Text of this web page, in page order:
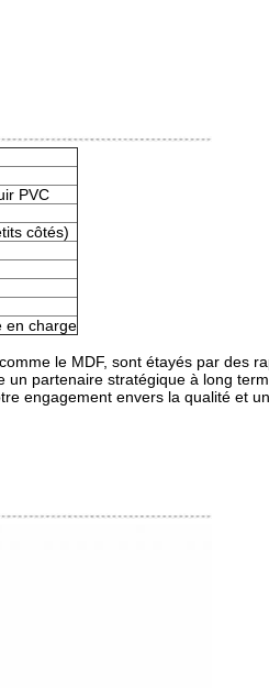
PVC
côtés)
en charge
le MDF, sont étayés par des
partenaire stratégique à long
engagement envers la qualité et